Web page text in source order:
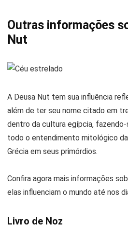
Outras informações
Nut
A Deusa Nut tem sua influência
além de ter seu nome citado em
dentro da cultura egípcia,
todo o entendimento mitológico
Grécia em seus primórdios.
Confira agora mais informações
elas influenciam o mundo até nos
Livro de Noz